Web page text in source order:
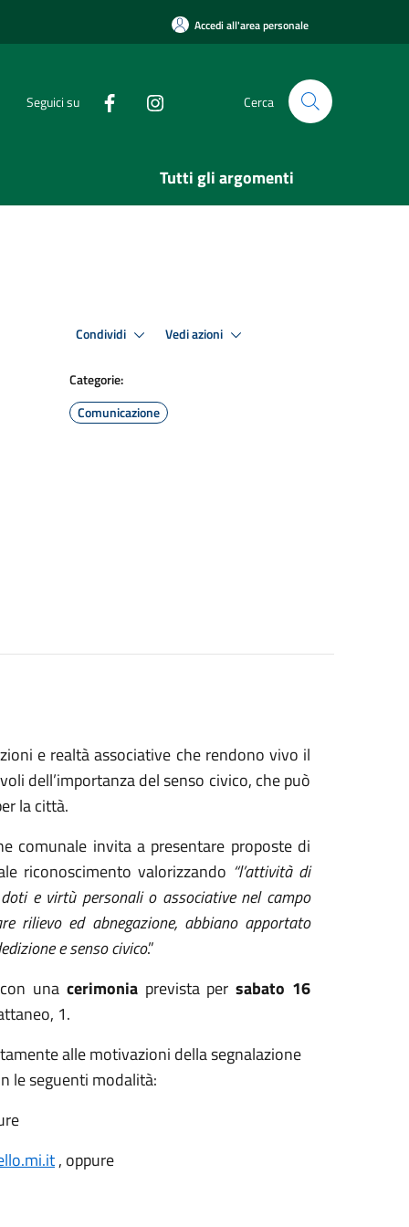
Accedi all'area personale
Seguici su Cerca
Tutti gli argomenti
Condividi Vedi azioni
Categorie:
Comunicazione
e realtà associative che rendono vivo il
dell’importanza del senso civico, che può
la città.
comunale invita a presentare proposte di
riconoscimento valorizzando “l’attività di
e virtù personali o associative nel campo
rilievo ed abnegazione, abbiano apportato
e senso civico.”
una cerimonia prevista persabato 16
1.
alle motivazioni della segnalazione
le seguenti modalità:
, oppure